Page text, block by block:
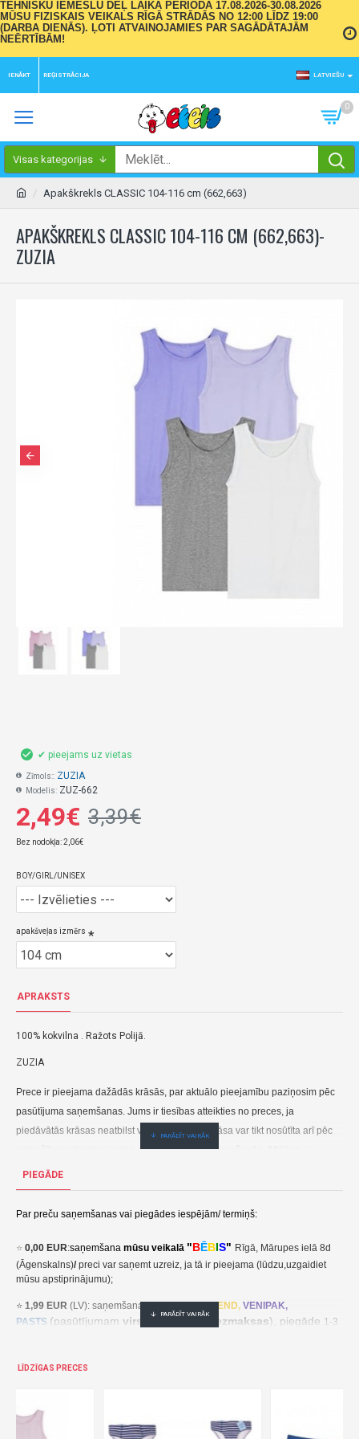
TEHNISKU IEMESLU DĒĻ LAIKA PERIODĀ 17.08.2026-30.08.2026
MŪSU FIZISKAIS VEIKALS RĪGĀ STRĀDĀS NO 12:00 LĪDZ 19:00
(DARBA DIENĀS). ĻOTI ATVAINOJAMIES PAR SAGĀDĀTAJĀM
NEĒRTĪBĀM!
IENĀKT REĢISTRĀCIJA LATVIEŠU
0
Visas kategorijas
Apakškrekls CLASSIC 104-116 cm (662,663)
APAKŠKREKLS CLASSIC 104-116 CM (662,663)-
ZUZIA
2,49€ 3,39€
Bez nodokļa: 2,06€
✔ pieejams uz vietas
Zīmols:: ZUZIA
Modelis: ZUZ-662
BOY/GIRL/UNISEX
apakšveļas izmērs
APRAKSTS
100% kokvilna . Ražots Polijā.
ZUZIA
Prece ir pieejama dažādās krāsās, par aktuālo pieejamību paziņosim pēc
pasūtījuma saņemšanas. Jums ir tiesības atteikties no preces, ja
piedāvātās krāsas neatbilst vēlmēm. Preces krāsa var tikt nosūtīta arī pēc
nejaušības principa, ja vien nav panākta cita vienošanās.
ilustratīvs raksturs un tie var atšķirties no faktiskā piedāvājuma.
Nopirkt Apakškrekls CLASSIC 104-116 cm,dažādas krāsas (662,663)--par zemu cenu,ātri,ērti,bez gaidīšanas.Cenas no vairumtirgotāja.
PIEGĀDE
Par preču saņemšanas vai piegādes iespējām/ termiņš:
⭐ 0,00 EUR:saņemšana mūsu veikalā "BĒBIS" Rīgā, Mārupes ielā 8d
(Āgenskalns)/preci var saņemt uzreiz, ja tā ir pieejama (lūdzu,uzgaidiet
mūsu apstiprinājumu);
⭐ 1,99 EUR (LV): saņemšana pakomātā SEND, VENIPAK,
PASTS (pasūtījumam virs 30,00 EUR- bezmaksas), piegāde 1-3
⭐2,49 EUR(LT, EE): saņemšana pakomātā
EE:
kohaletoimetamine 2-5 tööpäeva jooksul;
LĪDZĪGAS PRECES